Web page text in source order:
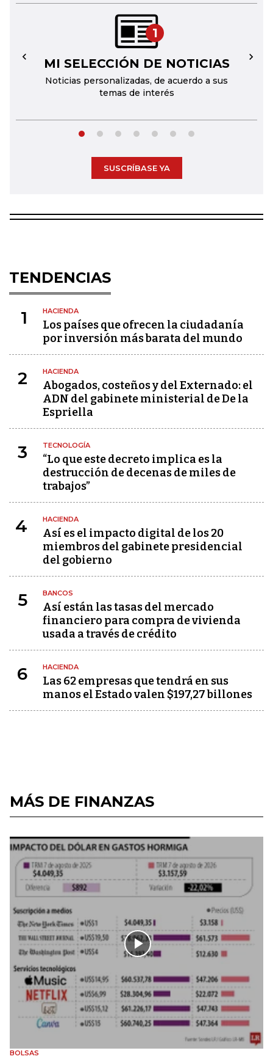
1
MI SELECCIÓN DE NOTICIAS
Noticias personalizadas, de acuerdo a sus
temas de interés
← →
SUSCRÍBASE YA
TENDENCIAS
1 HACIENDA
Los países que ofrecen la ciudadanía
por inversión más barata del mundo
2 HACIENDA
Abogados, costeños y del Externado: el
ADN del gabinete ministerial de De la
Espriella
3 TECNOLOGÍA
“Lo que este decreto implica es la
destrucción de decenas de miles de
trabajos”
4 HACIENDA
Así es el impacto digital de los 20
miembros del gabinete presidencial
del gobierno
5 BANCOS
Así están las tasas del mercado
financiero para compra de vivienda
usada a través de crédito
6 HACIENDA
Las 62 empresas que tendrá en sus
manos el Estado valen $197,27 billones
MÁS DE FINANZAS
BOLSAS